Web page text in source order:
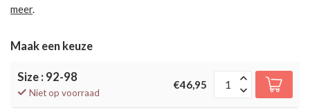
meer.
Maak een keuze
Size : 92-98
Niet op voorraad
€46,95